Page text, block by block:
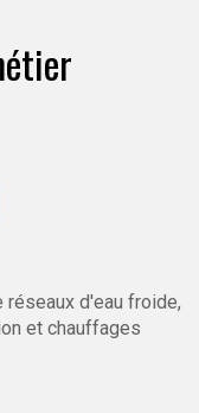
réseaux d'eau froide,
et chauffages